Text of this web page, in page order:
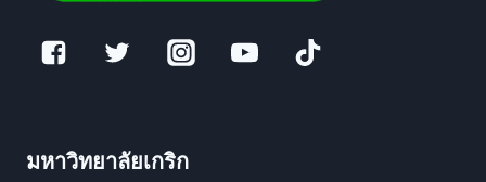
มหาวิทยาลัยเกริก